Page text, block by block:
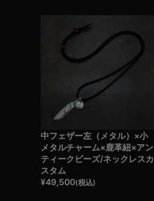
中フェザー左（メタル）×小
メタルチャーム×鹿革紐×アン
ティークビーズ/ネックレスカ
スタム
¥49,500(税込)